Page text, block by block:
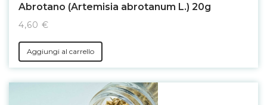
Abrotano (Artemisia abrotanum L.) 20g
4,60 €
Aggiungi al carrello